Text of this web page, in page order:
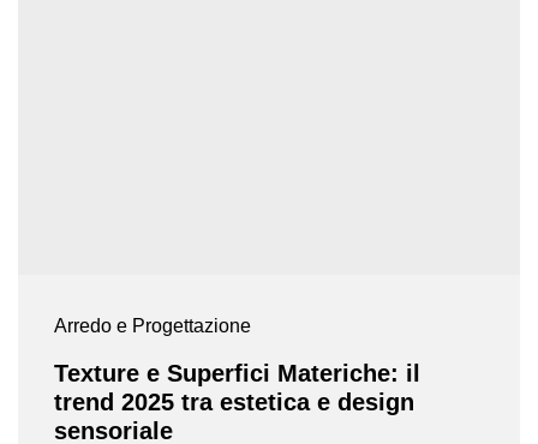
Arredo e Progettazione
Texture e Superfici Materiche: il
trend 2025 tra estetica e design
sensoriale